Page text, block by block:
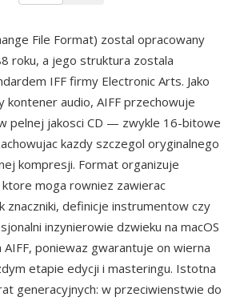
File Format) zostal opracowany
roku, a jego struktura zostala
IFF firmy Electronic Arts. Jako
kontener audio, AIFF przechowuje
pelnej jakosci CD — zwykle 16-bitowe
kazdy szczegol oryginalnego
kompresji. Format organizuje
moga rowniez zawierac
znaczniki, definicje instrumentow czy
inzynierowie dzwieku na macOS
poniewaz gwarantuje on wierna
etapie edycji i masteringu. Istotna
generacyjnych: w przeciwienstwie do